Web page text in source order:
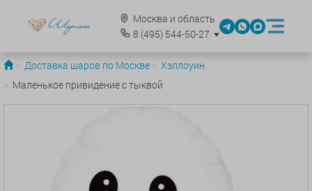
Москва и область
8 (495)544-50-27
Доставка шаров по Москве
Хэллоуин
Маленькое привидение с тыквой